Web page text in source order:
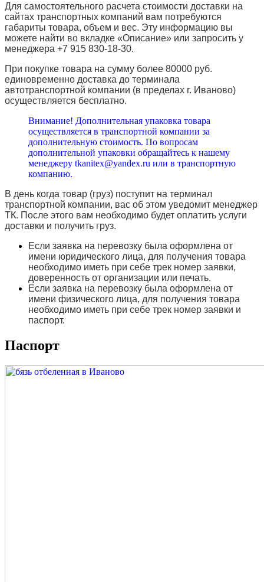
Для самостоятельного расчета стоимости доставки на
сайтах транспортных компаний вам потребуются
габариты товара, объем и вес. Эту информацию вы
можете найти во вкладке «Описание» или запросить у
менеджера +7 915 830-18-30.
При покупке товара на сумму более 80000 руб.
единовременно доставка до терминала
автотранспортной компании (в пределах г. Иваново)
осуществляется бесплатно.
Внимание! Дополнительная упаковка товара
осуществляется в транспортной компании за
дополнительную стоимость. По вопросам
дополнительной упаковки обращайтесь к нашему
менеджеру tkanitex@yandex.ru или в транспортную
компанию.
В день когда товар (груз) поступит на терминал
транспортной компании, вас об этом уведомит менеджер
ТК. После этого вам необходимо будет оплатить услуги
доставки и получить груз.
Если заявка на перевозку была оформлена от
имени юридического лица, для получения товара
необходимо иметь при себе трек номер заявки,
доверенность от организации или печать.
Если заявка на перевозку была оформлена от
имени физического лица, для получения товара
необходимо иметь при себе трек номер заявки и
паспорт.
Паспорт